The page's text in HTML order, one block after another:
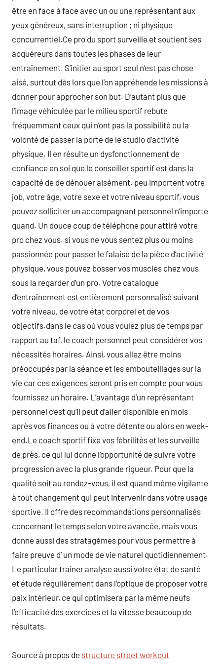
être en face à face avec un ou une représentant aux
yeux généreux, sans interruption ; ni physique
concurrentiel.Ce pro du sport surveille et soutient ses
acquéreurs dans toutes les phases de leur
entraînement. S’initier au sport seul n’est pas chose
aisé, surtout dès lors que l’on appréhende les missions à
donner pour approcher son but. D’autant plus que
l’image véhiculée par le milieu sportif rebute
fréquemment ceux qui n’ont pas la possibilité ou la
volonté de passer la porte de le studio d’activité
physique. Il en résulte un dysfonctionnement de
confiance en soi que le conseiller sportif est dans la
capacité de de dénouer aisément. peu importent votre
job, votre âge, votre sexe et votre niveau sportif, vous
pouvez solliciter un accompagnant personnel n’importe
quand. Un douce coup de téléphone pour attiré votre
pro chez vous. si vous ne vous sentez plus ou moins
passionnée pour passer le falaise de la pièce d’activité
physique, vous pouvez bosser vos muscles chez vous
sous la regarder d’un pro. Votre catalogue
d’entraînement est entièrement personnalisé suivant
votre niveau, de votre état corporel et de vos
objectifs.dans le cas où vous voulez plus de temps par
rapport au taf, le coach personnel peut considérer vos
nécessités horaires. Ainsi, vous allez être moins
préoccupés par la séance et les embouteillages sur la
vie car ces exigences seront pris en compte pour vous
fournissez un horaire. L’avantage d’un représentant
personnel c’est qu’il peut d’aller disponible en mois
après vos finances ou à votre détente ou alors en week-
end.Le coach sportif fixe vos fébrilités et les surveille
de près, ce qui lui donne l’opportunité de suivre votre
progression avec la plus grande rigueur. Pour que la
qualité soit au rendez-vous, il est quand même vigilante
à tout changement qui peut intervenir dans votre usage
sportive. Il offre des recommandations personnalisés
concernant le temps selon votre avancée, mais vous
donne aussi des stratagèmes pour vous permettre à
faire preuve d’ un mode de vie naturel quotidiennement.
Le particular trainer analyse aussi votre état de santé
et étude régulièrement dans l’optique de proposer votre
paix intérieur, ce qui optimisera par la même neufs
l’efficacité des exercices et la vitesse beaucoup de
résultats.
Source à propos de structure street workout